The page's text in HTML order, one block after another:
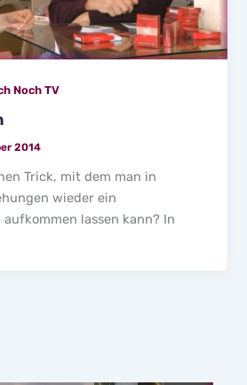
Noch TV
2014
Trick, mit dem man in
wieder ein
lassen kann? In